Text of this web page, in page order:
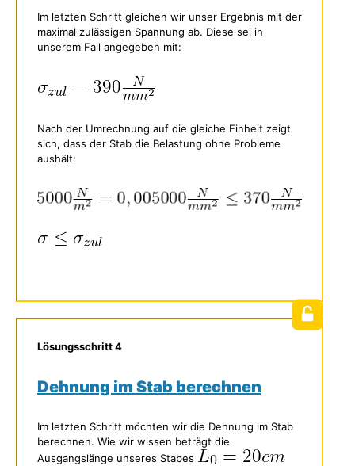
Im letzten Schritt gleichen wir unser Ergebnis mit der
maximal zulässigen Spannung ab. Diese sei in
unserem Fall angegeben mit:
Nach der Umrechnung auf die gleiche Einheit zeigt
sich, dass der Stab die Belastung ohne Probleme
aushält:
Lösungsschritt 4
Dehnung im Stab berechnen
Im letzten Schritt möchten wir die Dehnung im Stab
berechnen. Wie wir wissen beträgt die
Ausgangslänge unseres Stabes